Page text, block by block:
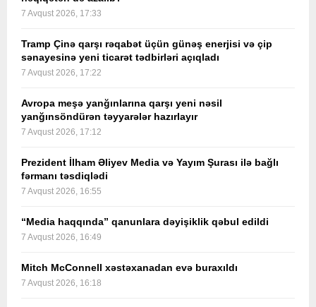
7 Avqust 2026, 17:33
Tramp Çinə qarşı rəqabət üçün günəş enerjisi və çip
sənayesinə yeni ticarət tədbirləri açıqladı
7 Avqust 2026, 17:22
Avropa meşə yanğınlarına qarşı yeni nəsil
yanğınsöndürən təyyarələr hazırlayır
7 Avqust 2026, 17:12
Prezident İlham Əliyev Media və Yayım Şurası ilə bağlı
fərmanı təsdiqlədi
7 Avqust 2026, 16:55
“Media haqqında” qanunlara dəyişiklik qəbul edildi
7 Avqust 2026, 16:49
Mitch McConnell xəstəxanadan evə buraxıldı
7 Avqust 2026, 16:18